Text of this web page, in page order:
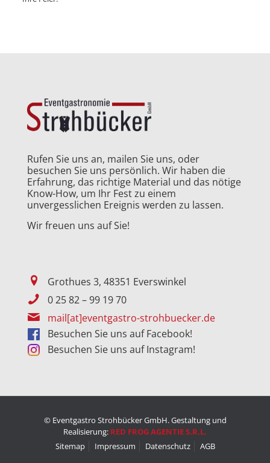
Rufen Sie uns an, mailen Sie uns, oder
besuchen Sie uns persönlich. Wir haben die
Erfahrung, das richtige Material und das nötige
Know-How, um Ihr Fest zu einem
unvergesslichen Ereignis werden zu lassen.
Wir freuen uns auf Sie!
Grothues 3, 48351 Everswinkel
0 25 82 – 99 19 70
mail[at]eventgastro-strohbuecker.de
Besuchen Sie uns auf Facebook!
Besuchen Sie uns auf Instagram!
© Eventgastro Strohbücker GmbH. Gestaltung und
Realisierung: RED FROG AGENTIE S.R.L.
Sitemap
Impressum Datenschutz AGB